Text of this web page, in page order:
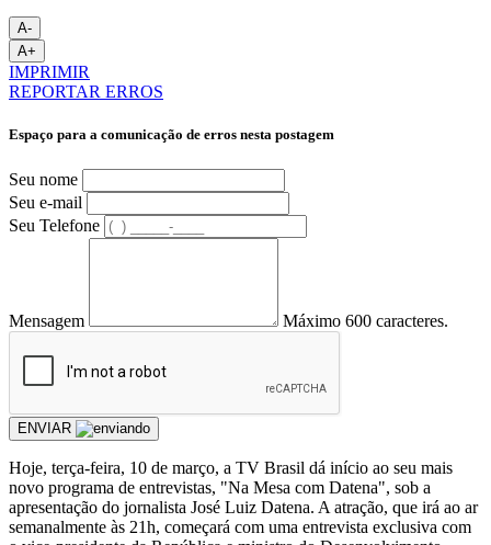
A-
A+
IMPRIMIR
REPORTAR ERROS
Espaço para a comunicação de erros nesta postagem
Seu nome
Seu e-mail
Seu Telefone
Mensagem Máximo 600 caracteres.
ENVIAR
Hoje, terça-feira, 10 de março, a TV Brasil dá início ao seu mais
novo programa de entrevistas, "Na Mesa com Datena", sob a
apresentação do jornalista José Luiz Datena. A atração, que irá ao ar
semanalmente às 21h, começará com uma entrevista exclusiva com